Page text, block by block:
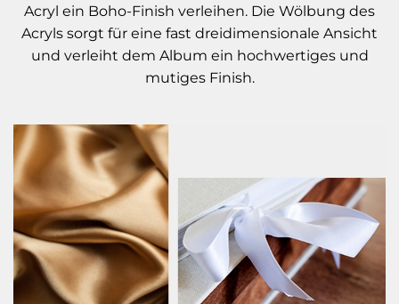
Acryl ein Boho-Finish verleihen. Die Wölbung des
Acryls sorgt für eine fast dreidimensionale Ansicht
und verleiht dem Album ein hochwertiges und
mutiges Finish.